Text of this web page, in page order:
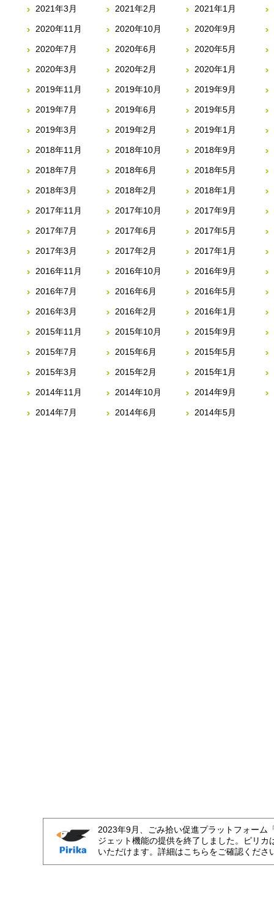
2021年3月 2021年2月 2021年1月
2020年11月 2020年10月 2020年9月
2020年7月 2020年6月 2020年5月
2020年3月 2020年2月 2020年1月
2019年11月 2019年10月 2019年9月
2019年7月 2019年6月 2019年5月
2019年3月 2019年2月 2019年1月
2018年11月 2018年10月 2018年9月
2018年7月 2018年6月 2018年5月
2018年3月 2018年2月 2018年1月
2017年11月 2017年10月 2017年9月
2017年7月 2017年6月 2017年5月
2017年3月 2017年2月 2017年1月
2016年11月 2016年10月 2016年9月
2016年7月 2016年6月 2016年5月
2016年3月 2016年2月 2016年1月
2015年11月 2015年10月 2015年9月
2015年7月 2015年6月 2015年5月
2015年3月 2015年2月 2015年1月
2014年11月 2014年10月 2014年9月
2014年7月 2014年6月 2014年5月
2023年9月、ごみ拾い促進プラットフォーム
ジェット機能の提供を終了しました。ピリカ
いただけます。詳細はこちらをご確認くださ